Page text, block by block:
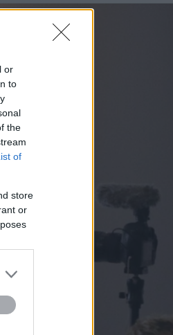
or
to
the
of
store
or